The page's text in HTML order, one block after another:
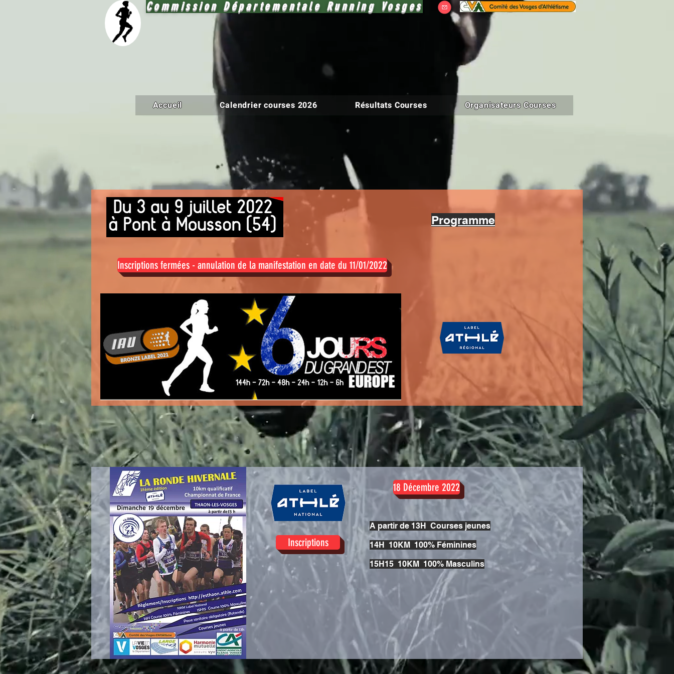
Commission Départementale Running Vosges
Accueil Calendrier courses 2026 Résultats Courses Organisateurs Courses
Inscriptions fermées - annulation de la manifestation en date du 11/01/2022
Programme
Inscriptions
18 Décembre 2022
A partir de 13H Courses jeunes
14H 10KM 100% Féminines
15H15 10KM 100% Masculins